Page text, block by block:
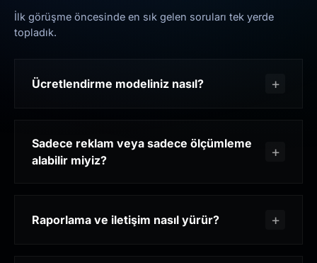
İlk görüşme öncesinde en sık gelen soruları tek yerde
topladık.
Ücretlendirme modeliniz nasıl?
Sadece reklam veya sadece ölçümleme
alabilir miyiz?
Raporlama ve iletişim nasıl yürür?